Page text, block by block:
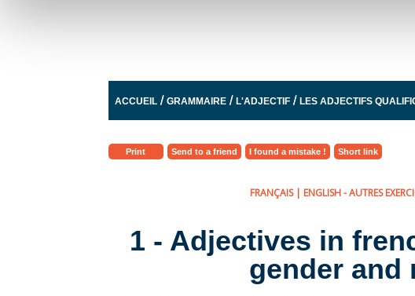
ACCUEIL /GRAMMAIRE /L'ADJECTIF /LES ADJECTIFS
Print Send to a friend I found a mistake ! Short link
FRANÇAIS| ENGLISH- AUTRES
1 - Adjectives in
gender and